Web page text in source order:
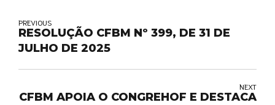
PREVIOUS
RESOLUÇÃO CFBM Nº 399, DE 31 DE
JULHO DE 2025
NEXT
CFBM APOIA O CONGREHOF E DESTACA